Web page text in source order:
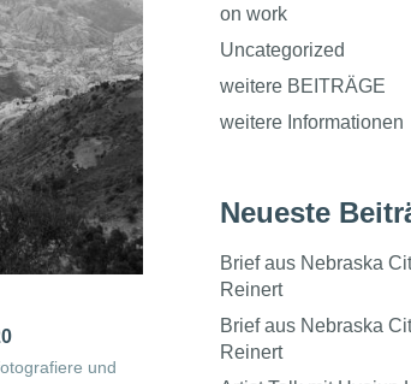
und
on work
Uncategorized
weitere BEITRÄGE
weitere Informationen
Neueste
Brief aus Nebraska
Reinert
Brief aus Nebraska
Reinert